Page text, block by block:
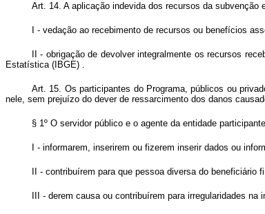
Art. 14. A aplicação indevida dos recursos da
I - vedação ao recebimento de recursos ou benefícios
II - obrigação de devolver integralmente os recursos
Estatística (IBGE) .
Art. 15. Os participantes do Programa, públicos ou
nele, sem prejuízo do dever de ressarcimento dos danos
§ 1º O servidor público e o agente da entidade
I - informarem, inserirem ou fizerem inserir dados ou
II - contribuírem para que pessoa diversa do beneficiário
III - derem causa ou contribuírem para irregularidades